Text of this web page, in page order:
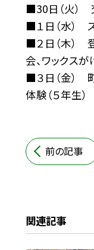
■30日（火）
■１日（水）
■２日（木）
会、ワックスが
■３日（金）
体験（５年生）
前の記事
関連記事